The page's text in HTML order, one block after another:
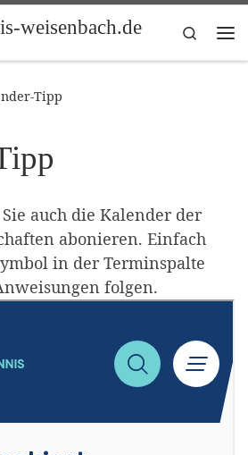
weisenbach.de
Search
Tipp
auch die Kalender der
abonieren. Einfach
in der Terminspalte
folgen.